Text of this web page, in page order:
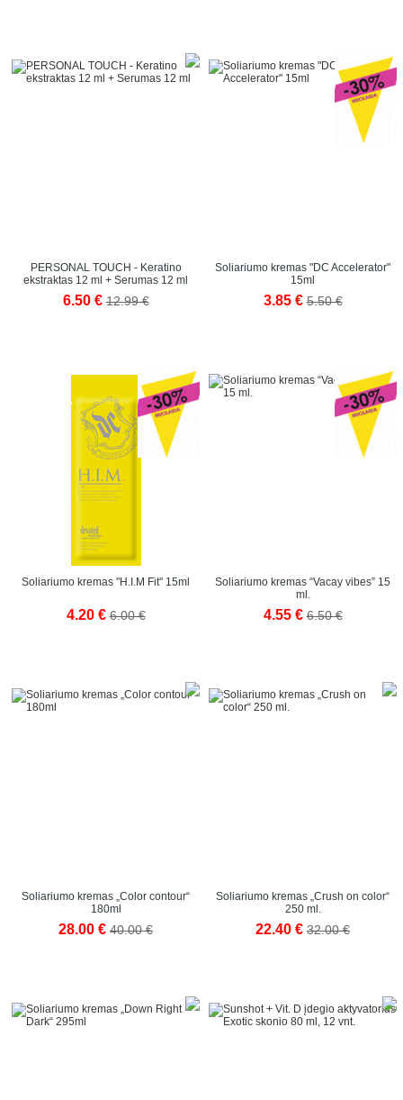
PERSONAL TOUCH - Keratino
ekstraktas 12 ml + Serumas 12 ml
6.50 €12.99 €
Soliariumo kremas "DC Accelerator"
15ml
3.85 €5.50 €
Soliariumo kremas "H.I.M Fit" 15ml
4.20 €6.00 €
Soliariumo kremas “Vacay vibes” 15
ml.
4.55 €6.50 €
Soliariumo kremas „Color contour“
180ml
28.00 € 40.00 €
Soliariumo kremas „Crush on color“
250 ml.
22.40 € 32.00 €